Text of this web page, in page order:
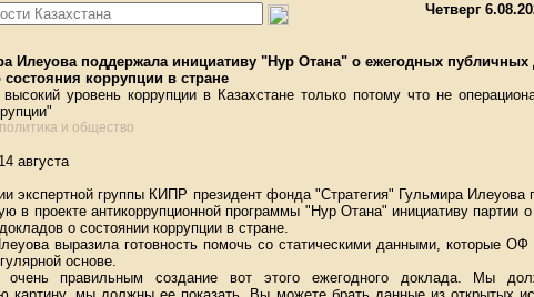
Четверг
Илеуова поддержала инициативу "Нур Отана" о ежегодных публичных
состояния коррупции в стране
уровень коррупции в Казахстане только потому что не
политика и общество
августа
экспертной группы КИПР президент фонда "Стратегия" Гульмира Илеуова
в проекте антикоррупционной программы "Нур Отана" инициативу партии о
о состоянии коррупции в стране.
выразила готовность помочь со статическими данными, которые ОФ
основе.
правильным создание вот этого ежегодного доклада. Мы